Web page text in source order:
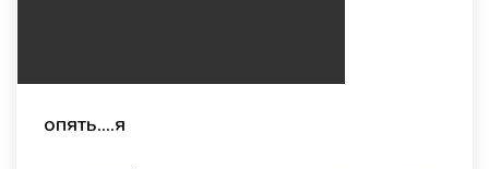
опять....я